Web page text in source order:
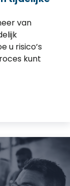
van
u risico’s
kunt